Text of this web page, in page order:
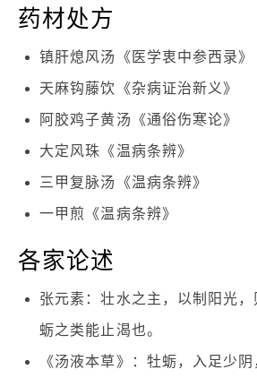
药材处方
镇肝熄风汤《医学衷中参西录》
天麻钩藤饮《杂病证治新义》
阿胶鸡子黄汤《通俗伤寒论》
大定风珠《温病条辨》
三甲复脉汤《温病条辨》
一甲煎《温病条辨》
各家论述
张元素：壮水之主，以制阳光
蛎之类能止渴也。
《汤液本草》：牡蛎，入足少阴